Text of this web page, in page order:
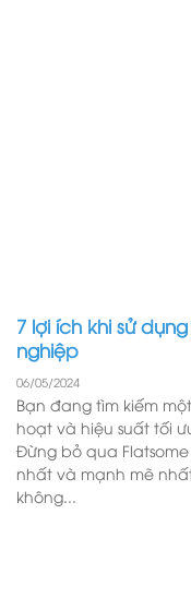
7 lợi ích khi sử
nghiệp
06/05/2024
Bạn đang tìm kiếm
hoạt và hiệu suất tối
Đừng bỏ qua
nhất và mạnh mẽ
không...